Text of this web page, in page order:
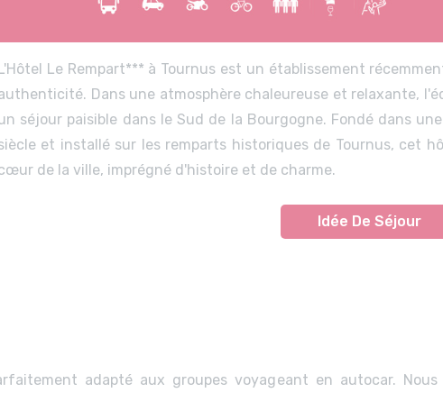
Le Rempart*** à Tournus est un établissement
Dans une atmosphère chaleureuse et relaxante,
séjour paisible dans le Sud de la Bourgogne. Fondé dans
et installé sur les remparts historiques de Tournus, cet
de la ville, imprégné d'histoire et de charme.
Idée De Séjour
adapté aux groupes voyageant en autocar.